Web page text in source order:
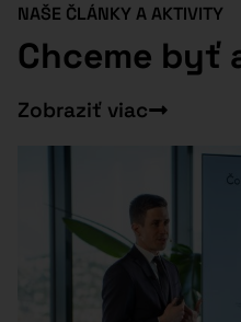
NAŠE ČLÁNKY A AKTIVITY
Chceme byť
Zobraziť viac